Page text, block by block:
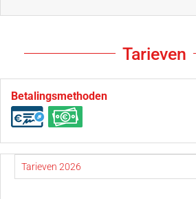
Tarieven
Betalingsmethoden